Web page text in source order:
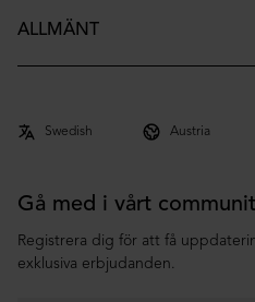
Accessoarer
FAQ
Villkor
ALLMÄNT
Om oss
Gå med i vårt
Registrera dig för att få
exklusiva erbjudanden.